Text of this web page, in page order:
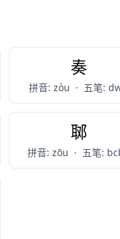
奏
拼音: zòu · 五笔:
郰
拼音: zōu · 五笔: